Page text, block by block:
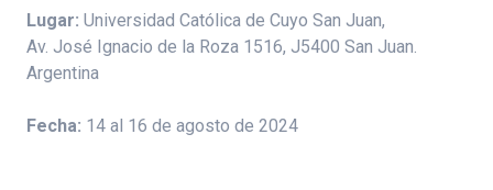
Lugar: Universidad Católica de Cuyo San Juan,
Av. José Ignacio de la Roza 1516, J5400 San Juan.
Argentina
Fecha: 14 al 16 de agosto de 2024